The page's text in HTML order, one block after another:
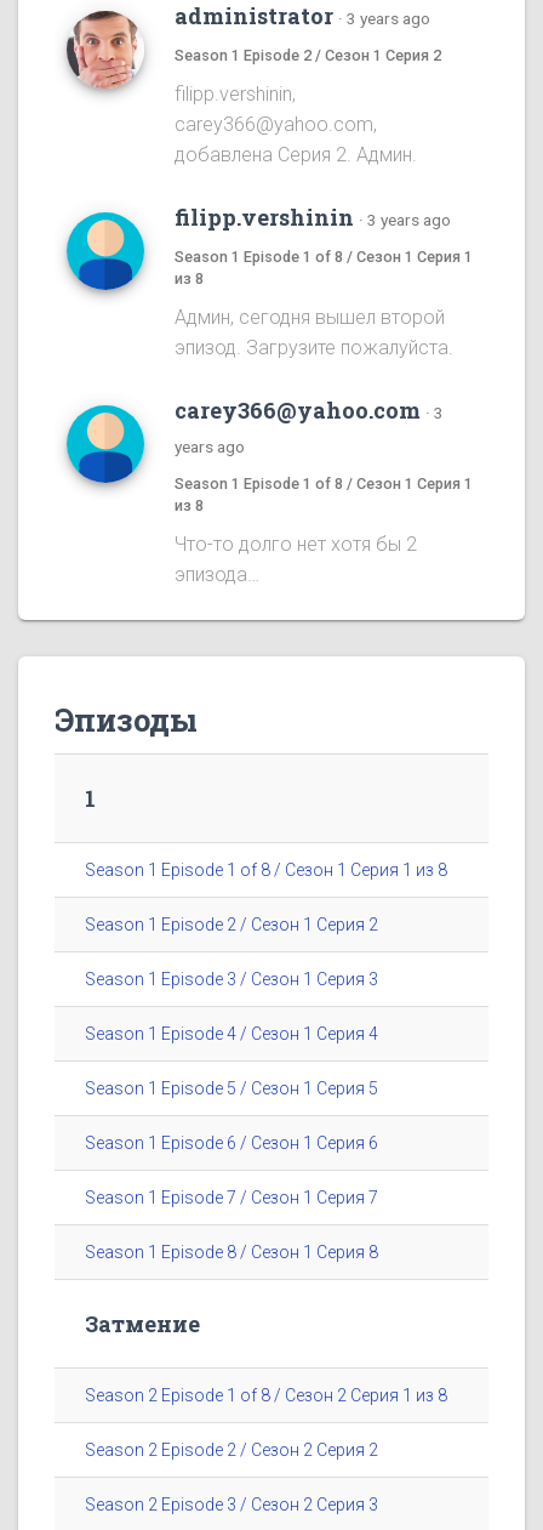
administrator · 3 years ago
Season 1 Episode 2 / Сезон 1 Серия 2
filipp.vershinin,
carey366@yahoo.com,
добавлена Серия 2. Админ.
filipp.vershinin · 3 years ago
Season 1 Episode 1 of 8 / Сезон 1 Серия 1
из 8
Админ, сегодня вышел второй
эпизод. Загрузите пожалуйста.
carey366@yahoo.com · 3
years ago
Season 1 Episode 1 of 8 / Сезон 1 Серия 1
из 8
Что-то долго нет хотя бы 2
эпизода…
Эпизоды
1
Season 1 Episode 1 of 8 / Сезон 1 Серия 1 из 8
Season 1 Episode 2 / Сезон 1 Серия 2
Season 1 Episode 3 / Сезон 1 Серия 3
Season 1 Episode 4 / Сезон 1 Серия 4
Season 1 Episode 5 / Сезон 1 Серия 5
Season 1 Episode 6 / Сезон 1 Серия 6
Season 1 Episode 7 / Сезон 1 Серия 7
Season 1 Episode 8 / Сезон 1 Серия 8
Затмение
Season 2 Episode 1 of 8 / Сезон 2 Серия 1 из 8
Season 2 Episode 2 / Сезон 2 Серия 2
Season 2 Episode 3 / Сезон 2 Серия 3